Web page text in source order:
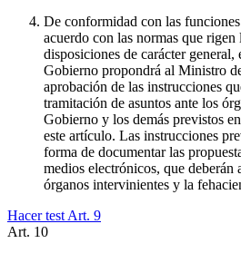
De conformidad con las
acuerdo con las normas que rigen
disposiciones de carácter general,
Gobierno propondrá al Ministro
aprobación de las instrucciones
tramitación de asuntos ante los
Gobierno y los demás previstos
este artículo. Las instrucciones
forma de documentar las
medios electrónicos, que deberán
órganos intervinientes y la
Hacer test Art. 9
Art. 10